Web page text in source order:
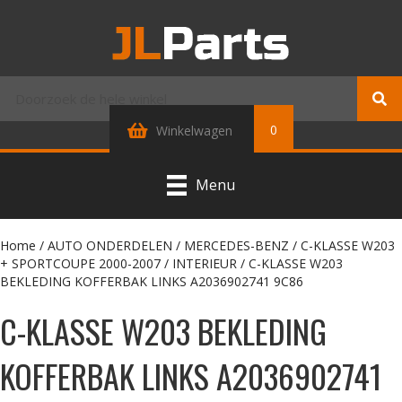
Winkelwagen 0
Menu
Home / AUTO ONDERDELEN / MERCEDES-BENZ / C-KLASSE W203
+ SPORTCOUPE 2000-2007 / INTERIEUR / C-KLASSE W203
BEKLEDING KOFFERBAK LINKS A2036902741 9C86
C-KLASSE W203 BEKLEDING
KOFFERBAK LINKS A2036902741